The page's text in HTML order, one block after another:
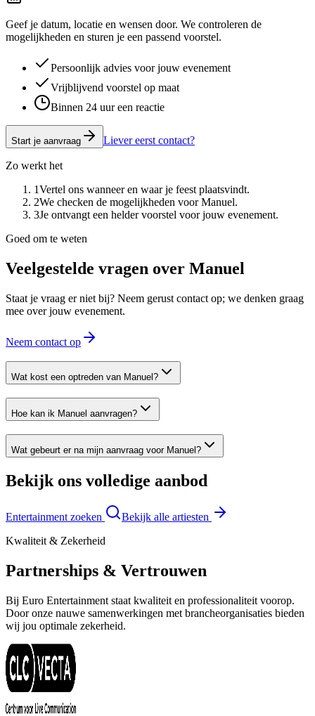
Geef je datum, locatie en wensen door. We controleren de
mogelijkheden en sturen je een passend voorstel.
Persoonlijk advies voor jouw evenement
Vrijblijvend voorstel op maat
Binnen 24 uur een reactie
Start je aanvraag Liever eerst contact?
Zo werkt het
1Vertel ons wanneer en waar je feest plaatsvindt.
2We checken de mogelijkheden voor Manuel.
3Je ontvangt een helder voorstel voor jouw evenement.
Goed om te weten
Veelgestelde vragen over Manuel
Staat je vraag er niet bij? Neem gerust contact op; we denken graag
mee over jouw evenement.
Neem contact op
Wat kost een optreden van Manuel?
Hoe kan ik Manuel aanvragen?
Wat gebeurt er na mijn aanvraag voor Manuel?
Bekijk ons volledige aanbod
Entertainment zoeken
Bekijk alle artiesten
Kwaliteit & Zekerheid
Partnerships & Vertrouwen
Bij Euro Entertainment staat kwaliteit en professionaliteit voorop.
Door onze nauwe samenwerkingen met brancheorganisaties bieden
wij jou optimale zekerheid.